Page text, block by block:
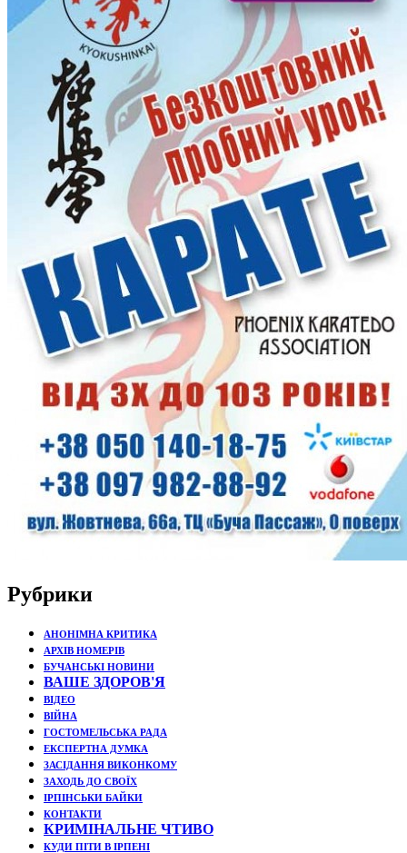
Рубрики
АНОНІМНА КРИТИКА
АРХІВ НОМЕРІВ
БУЧАНСЬКІ НОВИНИ
ВАШЕ ЗДОРОВ'Я
ВІДЕО
ВІЙНА
ГОСТОМЕЛЬСЬКА РАДА
ЕКСПЕРТНА ДУМКА
ЗАСІДАННЯ ВИКОНКОМУ
ЗАХОДЬ ДО СВОЇХ
ІРПІНСЬКИ БАЙКИ
КОНТАКТИ
КРИМІНАЛЬНЕ ЧТИВО
КУДИ ПІТИ В ІРПЕНІ